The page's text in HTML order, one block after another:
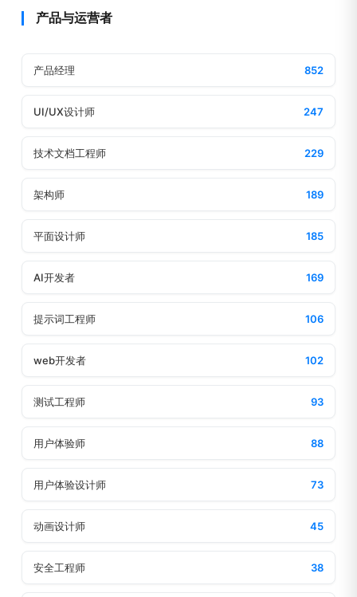
产品与运营者
产品经理 852
UI/UX设计师 247
技术文档工程师 229
架构师 189
平面设计师 185
AI开发者 169
提示词工程师 106
web开发者 102
测试工程师 93
用户体验师 88
用户体验设计师 73
动画设计师 45
安全工程师 38